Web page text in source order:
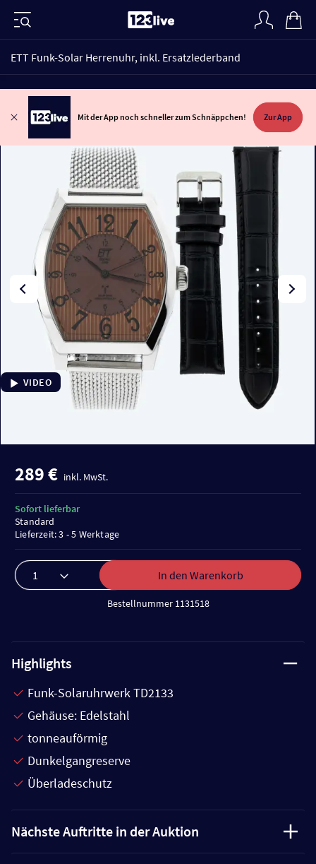
ETT Funk-Solar Herrenuhr, inkl. Ersatzlederband
Mit der App noch schneller zum Schnäppchen! Zur App
VIDEO
289 € inkl. MwSt.
In den Warenkorb
Bestellnummer 1131518
Sofort lieferbar
Standard
Lieferzeit: 3 - 5 Werktage
Highlights
Funk-Solaruhrwerk TD2133
Gehäuse: Edelstahl
tonneauförmig
Dunkelgangreserve
Überladeschutz
Nächste Auftritte in der Auktion